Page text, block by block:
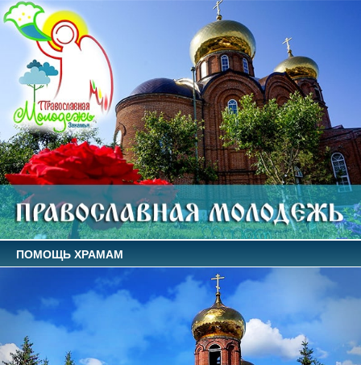
ПОМОЩЬ ХРАМАМ